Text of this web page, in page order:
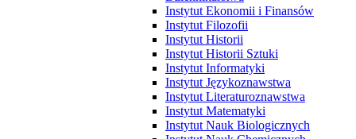
Instytut Ekonomii i Finansów
Instytut Filozofii
Instytut Historii
Instytut Historii Sztuki
Instytut Informatyki
Instytut Językoznawstwa
Instytut Literaturoznawstwa
Instytut Matematyki
Instytut Nauk Biologicznych